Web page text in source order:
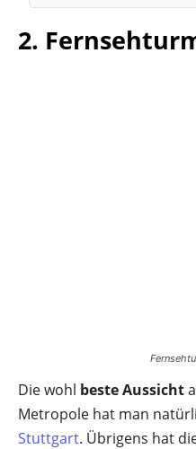
2.
Die wohl beste Aussicht
Metropole hat man
Stuttgart. Übrigens hat